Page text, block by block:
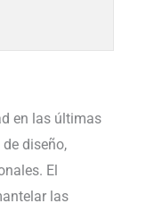
en las últimas
diseño,
El
las